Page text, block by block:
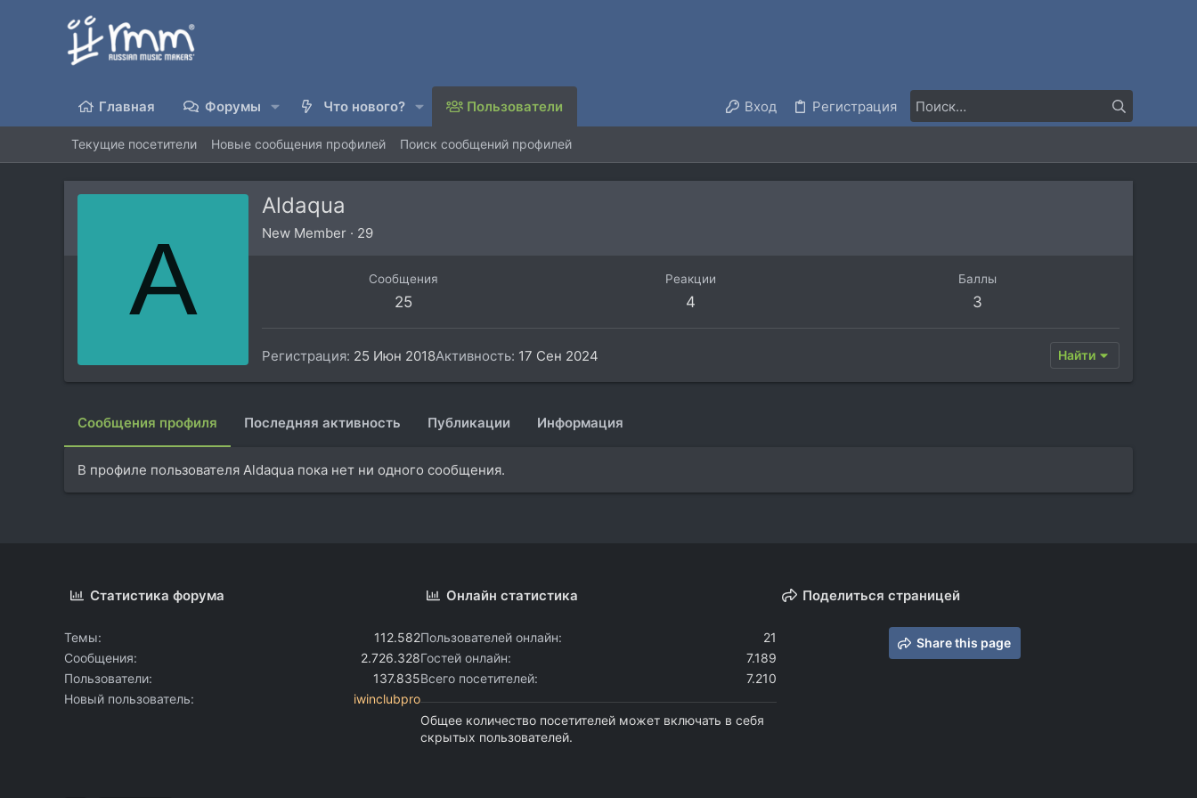
Главная Форумы Что нового? Пользователи Вход Регистрация
Текущие посетители Новые сообщения профилей Поиск сообщений профилей
A
Aldaqua
New Member · 29
Сообщения
25
Реакции
4
Баллы
3
Регистрация 25 Июн 2018Активность 17 Сен 2024 Найти
Сообщения профиля Последняя активность Публикации Информация
В профиле пользователя Aldaqua пока нет ни одного сообщения.
Статистика форума
Темы
112.582
Сообщения
2.726.328
Пользователи
137.835
Новый пользователь
iwinclubpro
Онлайн статистика
Пользователей онлайн
21
Гостей онлайн
7.189
Всего посетителей
7.210
Общее количество посетителей может включать в себя
скрытых пользователей.
Поделиться страницей
Share this page